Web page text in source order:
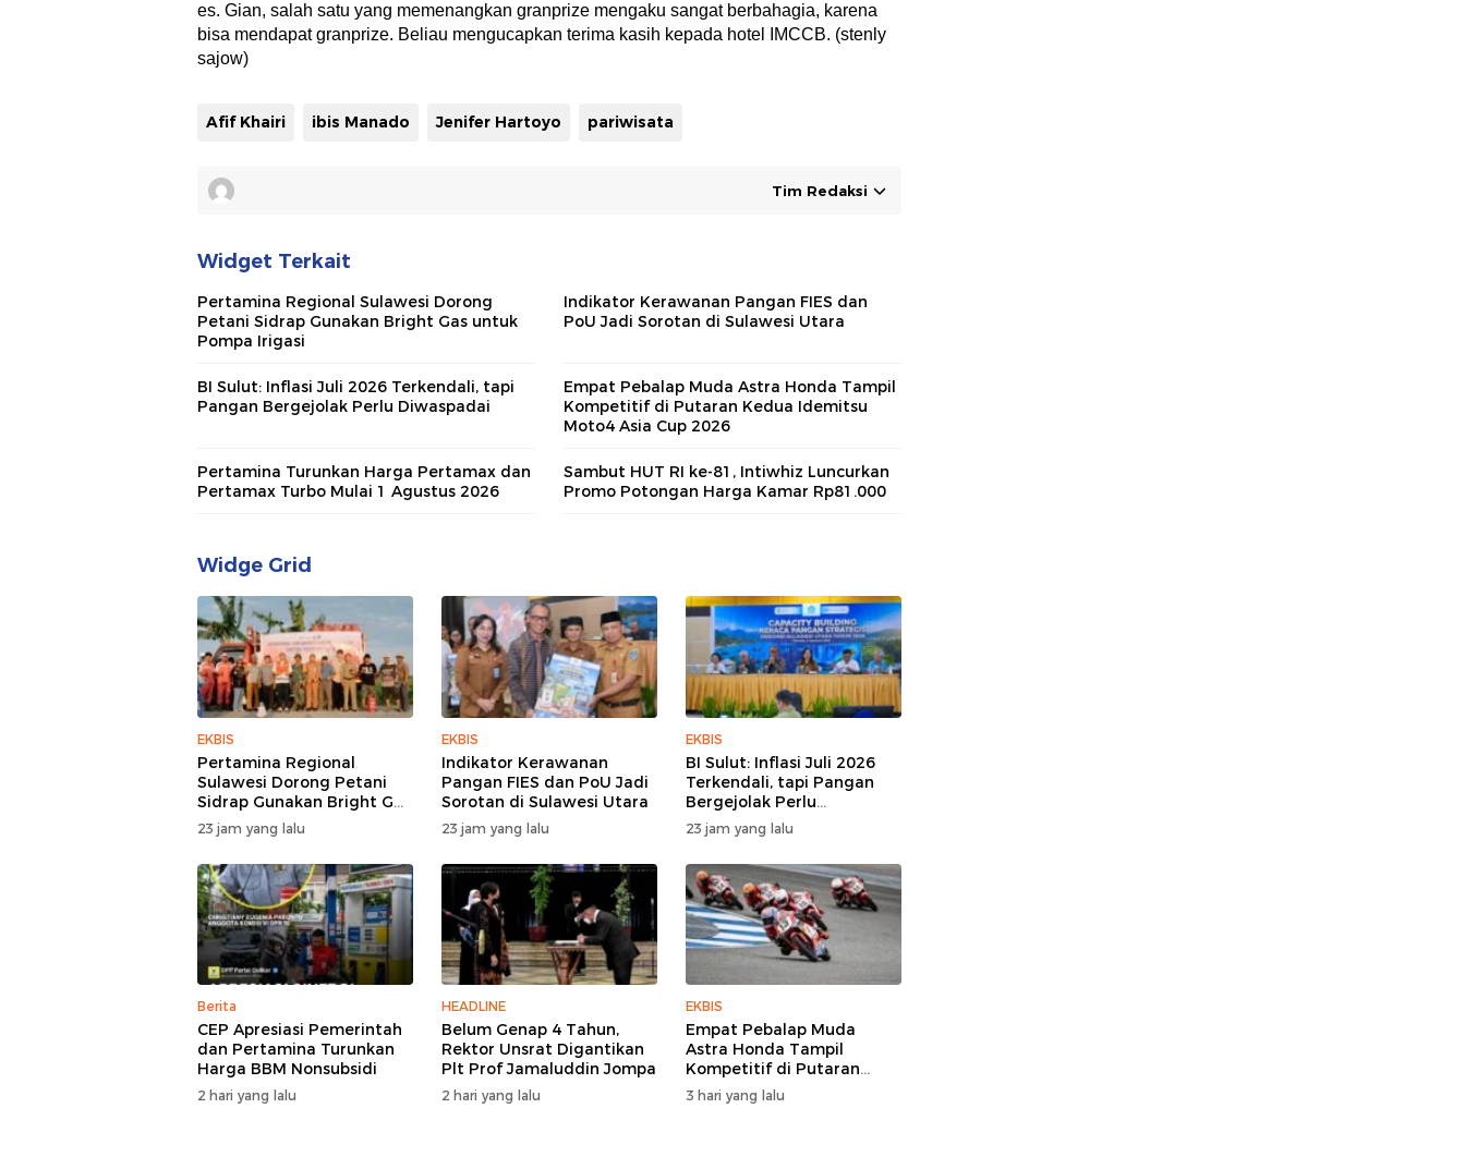
es. Gian, salah satu yang memenangkan granprize mengaku sangat berbahagia, karena
bisa mendapat granprize. Beliau mengucapkan terima kasih kepada hotel IMCCB. (stenly
sajow)
Afif Khairi ibis Manado Jenifer Hartoyo pariwisata
Tim Redaksi
Widget Terkait
Pertamina Regional Sulawesi Dorong
Petani Sidrap Gunakan Bright Gas untuk
Pompa Irigasi
Indikator Kerawanan Pangan FIES dan
PoU Jadi Sorotan di Sulawesi Utara
BI Sulut: Inflasi Juli 2026 Terkendali, tapi
Pangan Bergejolak Perlu Diwaspadai
Empat Pebalap Muda Astra Honda Tampil
Kompetitif di Putaran Kedua Idemitsu
Moto4 Asia Cup 2026
Pertamina Turunkan Harga Pertamax dan
Pertamax Turbo Mulai 1 Agustus 2026
Sambut HUT RI ke-81, Intiwhiz Luncurkan
Promo Potongan Harga Kamar Rp81.000
Widge Grid
EKBIS
Pertamina Regional
Sulawesi Dorong Petani
Sidrap Gunakan Bright Gas
untuk Pompa Irigasi
23 jam yang lalu
EKBIS
Indikator Kerawanan
Pangan FIES dan PoU Jadi
Sorotan di Sulawesi Utara
23 jam yang lalu
EKBIS
BI Sulut: Inflasi Juli 2026
Terkendali, tapi Pangan
Bergejolak Perlu
Diwaspadai
23 jam yang lalu
Berita
CEP Apresiasi Pemerintah
dan Pertamina Turunkan
Harga BBM Nonsubsidi
2 hari yang lalu
HEADLINE
Belum Genap 4 Tahun,
Rektor Unsrat Digantikan
Plt Prof Jamaluddin Jompa
2 hari yang lalu
EKBIS
Empat Pebalap Muda
Astra Honda Tampil
Kompetitif di Putaran
Kedua Idemitsu Moto4
Asia Cup 2026
3 hari yang lalu